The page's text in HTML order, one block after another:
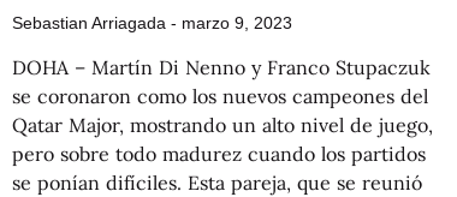
Sebastian Arriagada marzo 9, 2023
DOHA – Martín Di Nenno y Franco Stupaczuk
se coronaron como los nuevos campeones del
Qatar Major, mostrando un alto nivel de juego,
pero sobre todo madurez cuando los partidos
se ponían difíciles. Esta pareja, que se reunió